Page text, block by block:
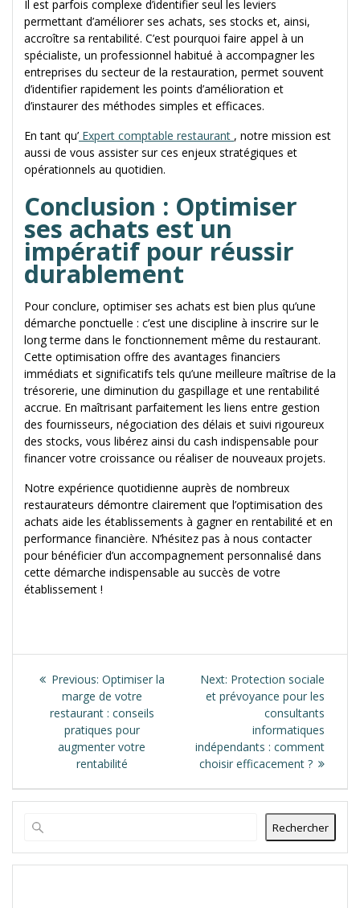
Il est parfois complexe d’identifier seul les leviers
permettant d’améliorer ses achats, ses stocks et, ainsi,
accroître sa rentabilité. C’est pourquoi faire appel à un
spécialiste, un professionnel habitué à accompagner les
entreprises du secteur de la restauration, permet souvent
d’identifier rapidement les points d’amélioration et
d’instaurer des méthodes simples et efficaces.
En tant qu’ Expert comptable restaurant , notre mission est
aussi de vous assister sur ces enjeux stratégiques et
opérationnels au quotidien.
Conclusion : Optimiser
ses achats est un
impératif pour réussir
durablement
Pour conclure, optimiser ses achats est bien plus qu’une
démarche ponctuelle : c’est une discipline à inscrire sur le
long terme dans le fonctionnement même du restaurant.
Cette optimisation offre des avantages financiers
immédiats et significatifs tels qu’une meilleure maîtrise de la
trésorerie, une diminution du gaspillage et une rentabilité
accrue. En maîtrisant parfaitement les liens entre gestion
des fournisseurs, négociation des délais et suivi rigoureux
des stocks, vous libérez ainsi du cash indispensable pour
financer votre croissance ou réaliser de nouveaux projets.
Notre expérience quotidienne auprès de nombreux
restaurateurs démontre clairement que l’optimisation des
achats aide les établissements à gagner en rentabilité et en
performance financière. N’hésitez pas à nous contacter
pour bénéficier d’un accompagnement personnalisé dans
cette démarche indispensable au succès de votre
établissement !
Navigation
de
l’article
Previous: Previous
post:
Optimiser la
marge de votre
restaurant : conseils
pratiques pour
augmenter votre
rentabilité
Next: Next
post:
Protection sociale
et prévoyance pour les
consultants
informatiques
indépendants : comment
choisir efficacement ?
Rechercher